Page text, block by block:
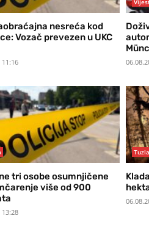
nesreća kod
Vozač prevezen u UKC
11:16
tri osobe osumnjičene
više od 900
13:28